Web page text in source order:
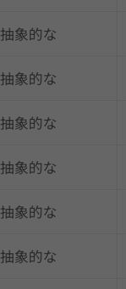
抽象的な
抽象的な
抽象的な
抽象的な
抽象的な
抽象的な